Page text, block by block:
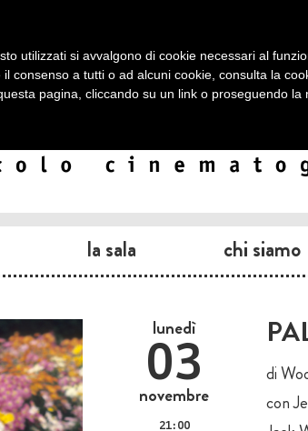
la sala chi siamo
lunedì
03
novembre
21:00
di
con
utilizzati si avvalgono di cookie necessari al
consenso a tutti o ad alcuni cookie, consulta la
pagina, cliccando su un link o proseguendo la